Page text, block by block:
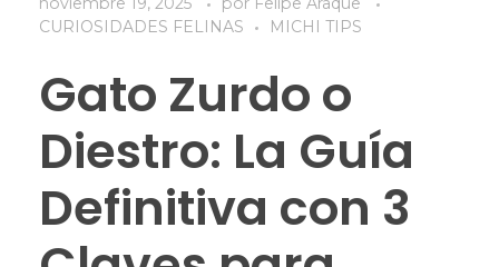
CURIOSIDADES FELINAS
MICHI TIPS
Gato Zurdo o
Diestro: La Guía
Definitiva con 3